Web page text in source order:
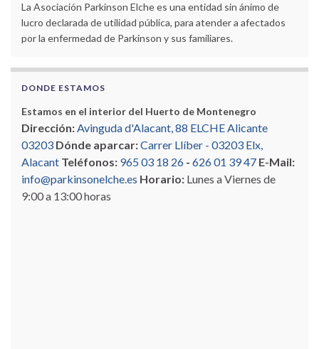
La Asociación Parkinson Elche es una entidad sin ánimo de
lucro declarada de utilidad pública, para atender a afectados
por la enfermedad de Parkinson y sus familiares.
DONDE ESTAMOS
Estamos en el interior del Huerto de Montenegro
Dirección:Avinguda d'Alacant, 88 ELCHE Alicante
03203 Dónde aparcar:Carrer Llíber - 03203 Elx,
Alacant Teléfonos: 965 03 18 26 - 626 01 39 47 E-Mail:
info@parkinsonelche.es Horario: Lunes a Viernes de
9:00 a 13:00 horas